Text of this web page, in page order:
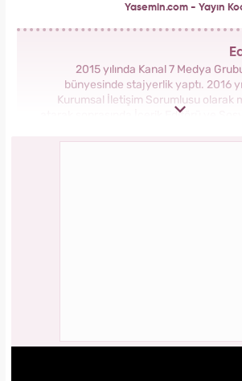
Yasemin.com - Yayın
2015 yılında Kanal 7 Medya
bünyesinde stajyerlik yaptı. 2016
Kurumsal İletişim Sorumlusu olarak
atarak sonrasında İçerik Editörü ve
Kadın Sitesinde önce Haber Editörü